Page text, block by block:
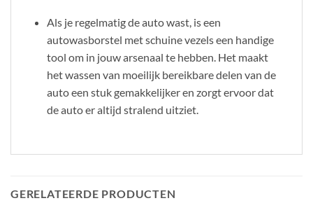
Als je regelmatig de auto wast, is een
autowasborstel met schuine vezels een handige
tool om in jouw arsenaal te hebben. Het maakt
het wassen van moeilijk bereikbare delen van de
auto een stuk gemakkelijker en zorgt ervoor dat
de auto er altijd stralend uitziet.
GERELATEERDE PRODUCTEN